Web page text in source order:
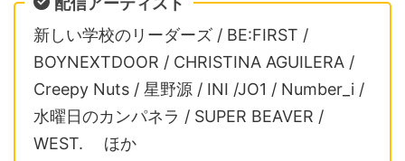
新しい学校のリーダーズ / BE:FIRST /
BOYNEXTDOOR / CHRISTINA AGUILERA /
Creepy Nuts / 星野源 / INI /JO1 / Number_i /
水曜日のカンパネラ / SUPER BEAVER /
WEST. ほか